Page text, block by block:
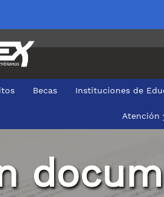
Becas Instituciones de
Atención